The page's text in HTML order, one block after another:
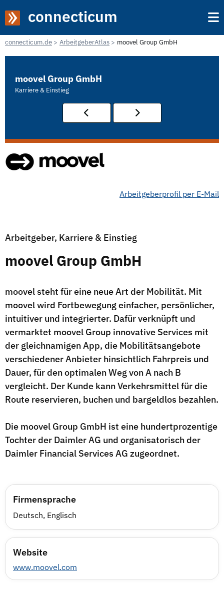
connecticum
connecticum.de ArbeitgeberAtlas moovel Group GmbH
moovel Group GmbH
Karriere & Einstieg
Arbeitgeberprofil per E-Mail
Arbeitgeber, Karriere & Einstieg
moovel Group GmbH
moovel steht für eine neue Art der Mobilität. Mit
moovel wird Fortbewegung einfacher, persönlicher,
intuitiver und integrierter. Dafür verknüpft und
vermarktet moovel Group innovative Services mit
der gleichnamigen App, die Mobilitätsangebote
verschiedener Anbieter hinsichtlich Fahrpreis und
Dauer, für den optimalen Weg von A nach B
vergleicht. Der Kunde kann Verkehrsmittel für die
Route reservieren, buchen und bargeldlos bezahlen.
Die moovel Group GmbH ist eine hundertprozentige
Tochter der Daimler AG und organisatorisch der
Daimler Financial Services AG zugeordnet.
Firmensprache
Deutsch, Englisch
Website
www.moovel.com